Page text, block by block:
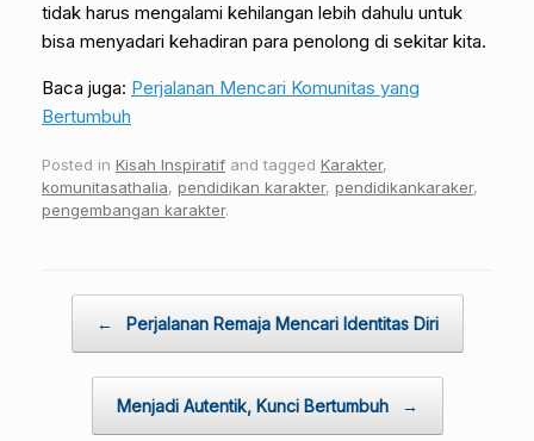
tidak harus mengalami kehilangan lebih dahulu untuk
bisa menyadari kehadiran para penolong di sekitar kita.
Baca juga: Perjalanan Mencari Komunitas yang
Bertumbuh
Posted in Kisah Inspiratif and tagged Karakter,
komunitasathalia, pendidikan karakter, pendidikankaraker,
pengembangan karakter.
← Perjalanan Remaja Mencari Identitas Diri
Menjadi Autentik, Kunci Bertumbuh →